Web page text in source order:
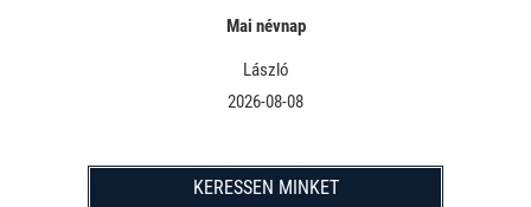
Mai névnap
László
2026-08-08
KERESSEN MINKET